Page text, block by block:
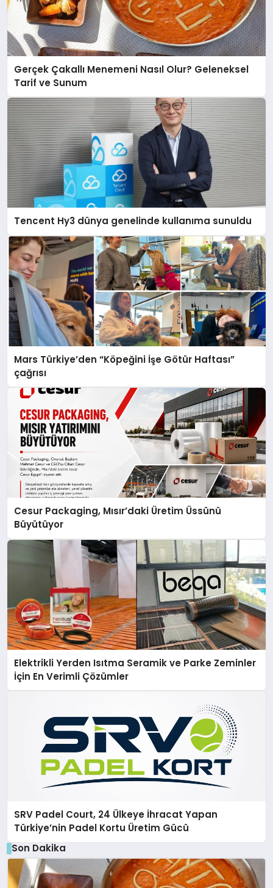
Gerçek Çakallı Menemeni Nasıl Olur? Geleneksel
Tarif ve Sunum
Tencent Hy3 dünya genelinde kullanıma sunuldu
Mars Türkiye’den “Köpeğini İşe Götür Haftası”
çağrısı
Cesur Packaging, Mısır’daki Üretim Üssünü
Büyütüyor
Elektrikli Yerden Isıtma Seramik ve Parke Zeminler
İçin En Verimli Çözümler
SRV Padel Court, 24 Ülkeye İhracat Yapan
Türkiye’nin Padel Kortu Üretim Gücü
Son Dakika